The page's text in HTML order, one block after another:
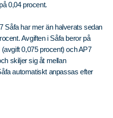
0,04 procent.
Såfa har mer än halverats sedan
Avgiften i Såfa beror på
0,075 procent) och AP7
skiljer sig åt mellan
automatiskt anpassas efter